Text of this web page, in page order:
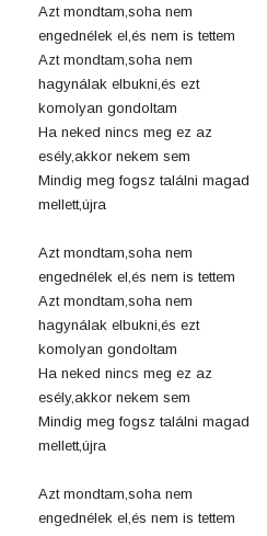
Azt mondtam,soha nem
engednélek el,és nem is tettem
Azt mondtam,soha nem
hagynálak elbukni,és ezt
komolyan gondoltam
Ha neked nincs meg ez az
esély,akkor nekem sem
Mindig meg fogsz találni magad
mellett,újra
Azt mondtam,soha nem
engednélek el,és nem is tettem
Azt mondtam,soha nem
hagynálak elbukni,és ezt
komolyan gondoltam
Ha neked nincs meg ez az
esély,akkor nekem sem
Mindig meg fogsz találni magad
mellett,újra
Azt mondtam,soha nem
engednélek el,és nem is tettem